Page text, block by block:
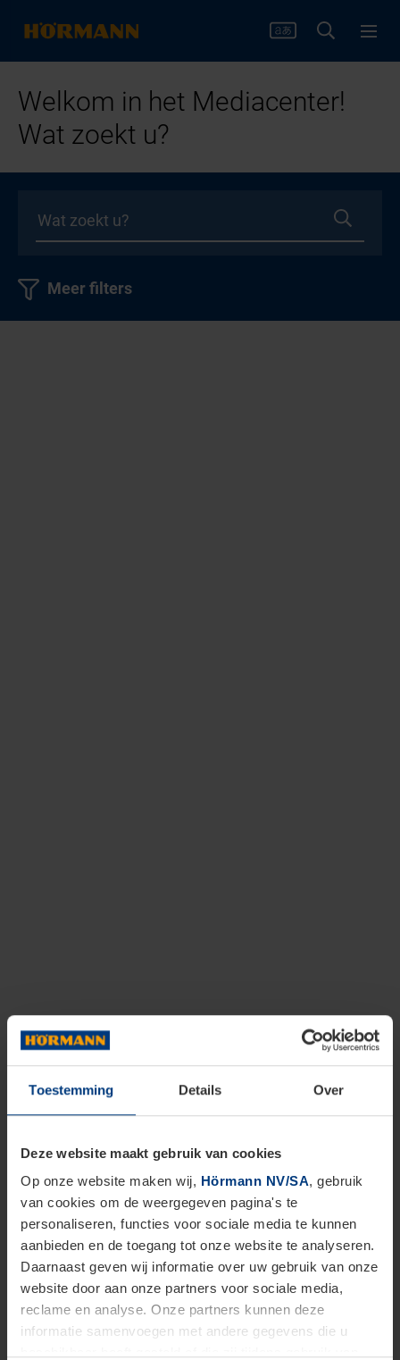
Toestemming Details Over
Deze website maakt gebruik van cookies
Op onze website maken wij, Hörmann NV/SA, gebruik
van cookies om de weergegeven pagina's te
personaliseren, functies voor sociale media te kunnen
aanbieden en de toegang tot onze website te analyseren.
Daarnaast geven wij informatie over uw gebruik van onze
website door aan onze partners voor sociale media,
reclame en analyse. Onze partners kunnen deze
informatie samenvoegen met andere gegevens die u
Welkom in het Mediacenter!
Wat zoekt u?
Meer filters